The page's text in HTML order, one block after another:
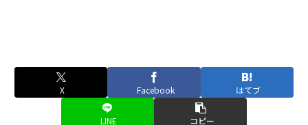
X Facebook はてブ
LINE コピー